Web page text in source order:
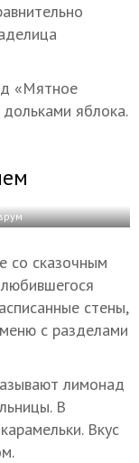
«Мятное
яблока.
со сказочным
стены,
с разделами
лимонад
В
Вкус